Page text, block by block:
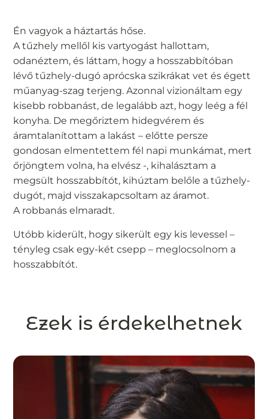
Én vagyok a háztartás hőse.
A tűzhely mellől kis vartyogást hallottam,
odanéztem, és láttam, hogy a hosszabbítóban
lévő tűzhely-dugó aprócska szikrákat vet és égett
műanyag-szag terjeng. Azonnal vizionáltam egy
kisebb robbanást, de legalább azt, hogy leég a fél
konyha. De megőriztem hidegvérem és
áramtalanítottam a lakást – előtte persze
gondosan elmentettem fél napi munkámat, mert
őrjöngtem volna, ha elvész -, kihalásztam a
megsült hosszabbítót, kihúztam belőle a tűzhely-
dugót, majd visszakapcsoltam az áramot.
A robbanás elmaradt.
Utóbb kiderült, hogy sikerült egy kis levessel –
tényleg csak egy-két csepp – meglocsolnom a
hosszabbítót.
Ezek is érdekelhetnek